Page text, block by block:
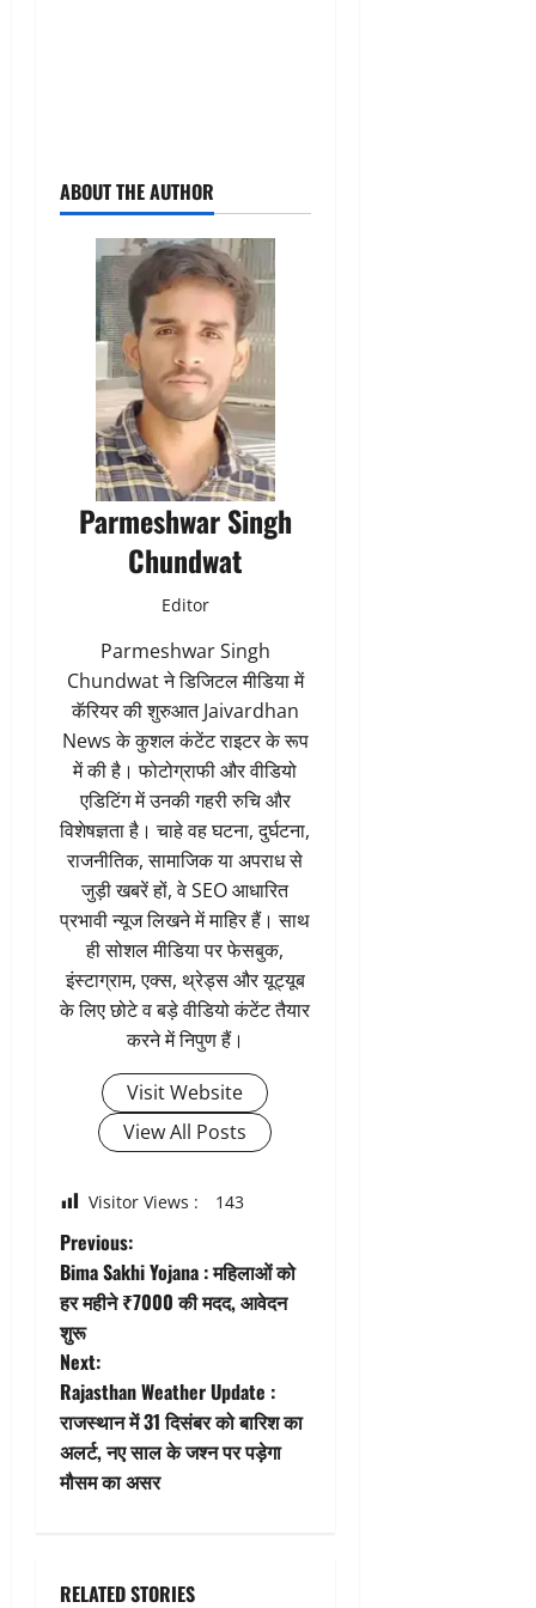
ABOUT THE AUTHOR
Parmeshwar Singh
Chundwat
Editor
Parmeshwar Singh
Chundwat ने डिजिटल मीडिया में
कॅरियर की शुरुआत Jaivardhan
News के कुशल कंटेंट राइटर के रूप
में की है। फोटोग्राफी और वीडियो
एडिटिंग में उनकी गहरी रुचि और
विशेषज्ञता है। चाहे वह घटना, दुर्घटना,
राजनीतिक, सामाजिक या अपराध से
जुड़ी खबरें हों, वे SEO आधारित
प्रभावी न्यूज लिखने में माहिर हैं। साथ
ही सोशल मीडिया पर फेसबुक,
इंस्टाग्राम, एक्स, थ्रेड्स और यूट्यूब
के लिए छोटे व बड़े वीडियो कंटेंट तैयार
करने में निपुण हैं।
Visit Website
View All Posts
Visitor Views : 143
P
o
s
t
n
a
Previous:
Bima Sakhi Yojana : महिलाओं को
हर महीने ₹7000 की मदद, आवेदन
शुरू
Next:
Rajasthan Weather Update :
राजस्थान में 31 दिसंबर को बारिश का
अलर्ट, नए साल के जश्न पर पड़ेगा
मौसम का असर
RELATED STORIES